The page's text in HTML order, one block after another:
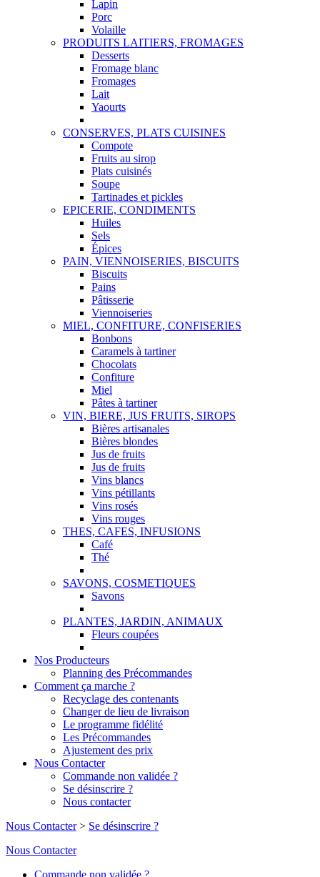
Lapin
Porc
Volaille
PRODUITS LAITIERS, FROMAGES
Desserts
Fromage blanc
Fromages
Lait
Yaourts
CONSERVES, PLATS CUISINES
Compote
Fruits au sirop
Plats cuisinés
Soupe
Tartinades et pickles
EPICERIE, CONDIMENTS
Huiles
Sels
Épices
PAIN, VIENNOISERIES, BISCUITS
Biscuits
Pains
Pâtisserie
Viennoiseries
MIEL, CONFITURE, CONFISERIES
Bonbons
Caramels à tartiner
Chocolats
Confiture
Miel
Pâtes à tartiner
VIN, BIERE, JUS FRUITS, SIROPS
Bières artisanales
Bières blondes
Jus de fruits
Jus de fruits
Vins blancs
Vins pétillants
Vins rosés
Vins rouges
THES, CAFES, INFUSIONS
Café
Thé
SAVONS, COSMETIQUES
Savons
PLANTES, JARDIN, ANIMAUX
Fleurs coupées
Nos Producteurs
Planning des Précommandes
Comment ça marche ?
Recyclage des contenants
Changer de lieu de livraison
Le programme fidélité
Les Précommandes
Ajustement des prix
Nous Contacter
Commande non validée ?
Se désinscrire ?
Nous contacter
Nous Contacter> Se désinscrire ?
Nous Contacter
Commande non validée ?